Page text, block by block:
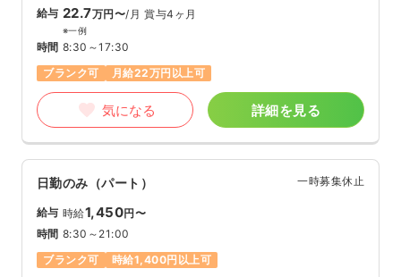
給与 22.7万円〜/月 賞与4ヶ月
※一例
時間 8:30～17:30
ブランク可
月給22万円以上可
気になる 詳細を見る
日勤のみ（パート） 一時募集休止
給与 時給1,450円〜
時間 8:30～21:00
ブランク可
時給1,400円以上可